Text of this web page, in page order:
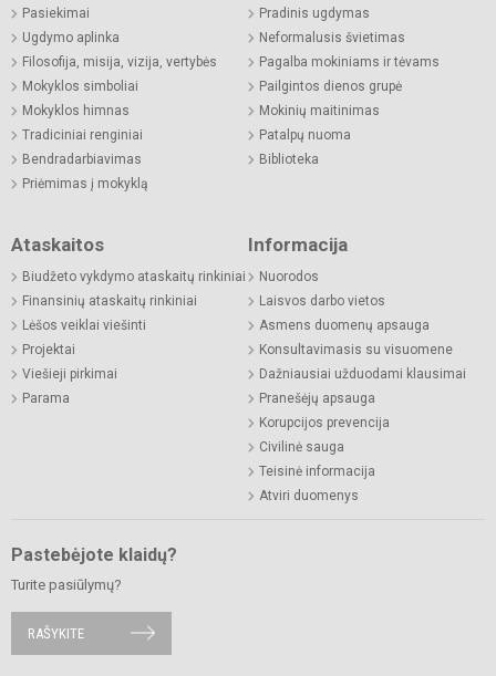
Pasiekimai
Ugdymo aplinka
Filosofija, misija, vizija, vertybės
Mokyklos simboliai
Mokyklos himnas
Tradiciniai renginiai
Bendradarbiavimas
Priėmimas į mokyklą
Pradinis ugdymas
Neformalusis švietimas
Pagalba mokiniams ir tėvams
Pailgintos dienos grupė
Mokinių maitinimas
Patalpų nuoma
Biblioteka
Ataskaitos
Biudžeto vykdymo ataskaitų rinkiniai
Finansinių ataskaitų rinkiniai
Lėšos veiklai viešinti
Projektai
Viešieji pirkimai
Parama
Informacija
Nuorodos
Laisvos darbo vietos
Asmens duomenų apsauga
Konsultavimasis su visuomene
Dažniausiai užduodami klausimai
Pranešėjų apsauga
Korupcijos prevencija
Civilinė sauga
Teisinė informacija
Atviri duomenys
Pastebėjote klaidų?
Turite pasiūlymų?
RAŠYKITE